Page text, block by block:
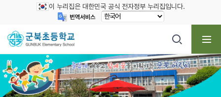
이 누리집은 대한민국 공식 전자정부 누리집입니다.